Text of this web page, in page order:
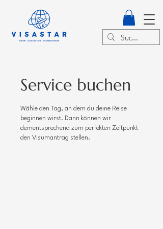
Service buchen
Wähle den Tag, an dem du deine Reise
beginnen wirst. Dann können wir
dementsprechend zum perfekten Zeitpunkt
den Visumantrag stellen.